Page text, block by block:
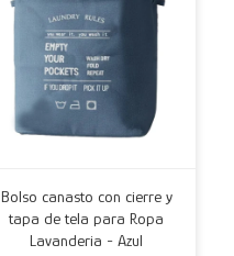
Bolso canasto con cierre y
tapa de tela para Ropa
Lavanderia - Azul